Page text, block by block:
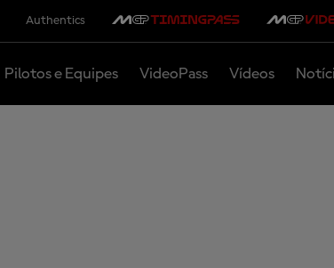
Authentics
Pilotos e Equipes VideoPass Vídeos